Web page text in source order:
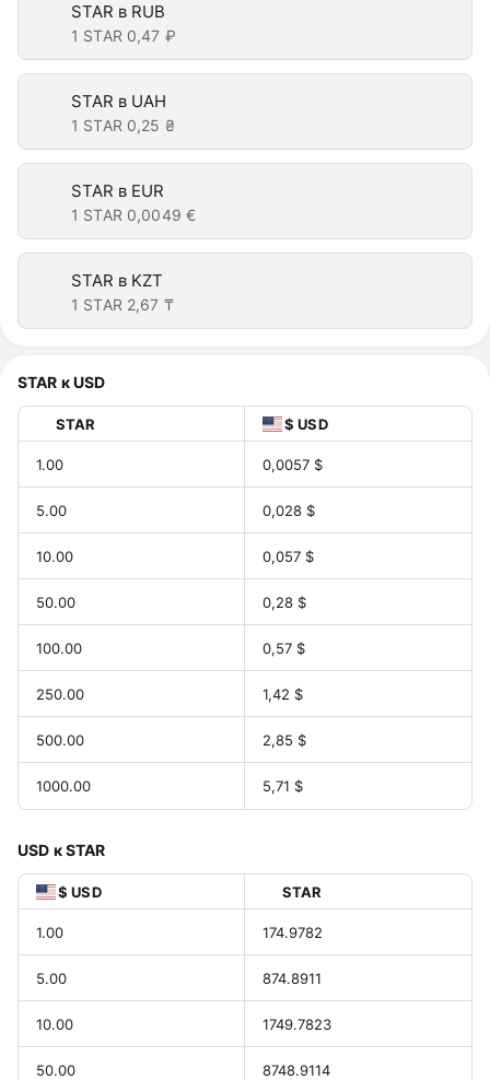
STAR в RUB
1 STAR 0,47 ₽
STAR в UAH
1 STAR 0,25 ₴
STAR в EUR
1 STAR 0,0049 €
STAR в KZT
1 STAR 2,67 ₸
STAR к USD
STAR $ USD
1.00 0,0057 $
5.00 0,028 $
10.00 0,057 $
50.00 0,28 $
100.00 0,57 $
250.00 1,42 $
500.00 2,85 $
1000.00 5,71 $
USD к STAR
$ USD STAR
1.00 174.9782
5.00 874.8911
10.00 1749.7823
50.00 8748.9114